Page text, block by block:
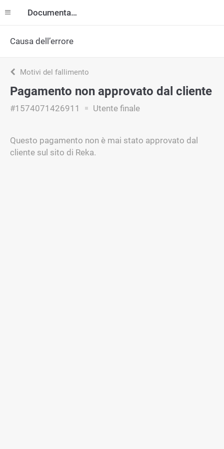
Documentazione
Causa dell’errore
Motivi del fallimento
Pagamento non approvato dal cliente
#1574071426911 Utente finale
Questo pagamento non è mai stato approvato dal
cliente sul sito di Reka.